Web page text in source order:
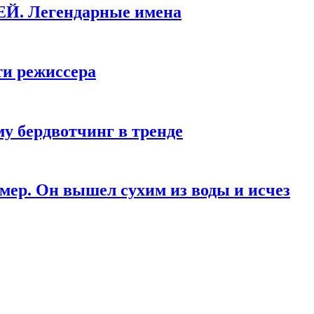
Легендарные имена
режиссера
бердвотчинг в тренде
Он вышел сухим из воды и исчез